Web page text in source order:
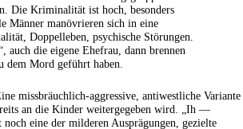
Die Kriminalität ist hoch, besonders
Männer manövrieren sich in eine
Doppelleben, psychische Störungen.
auch die eigene Ehefrau, dann brennen
dem Mord geführt haben.
missbräuchlich-aggressive, antiwestliche Variante
an die Kinder weitergegeben wird. „Ih —
eine der milderen Ausprägungen, gezielte